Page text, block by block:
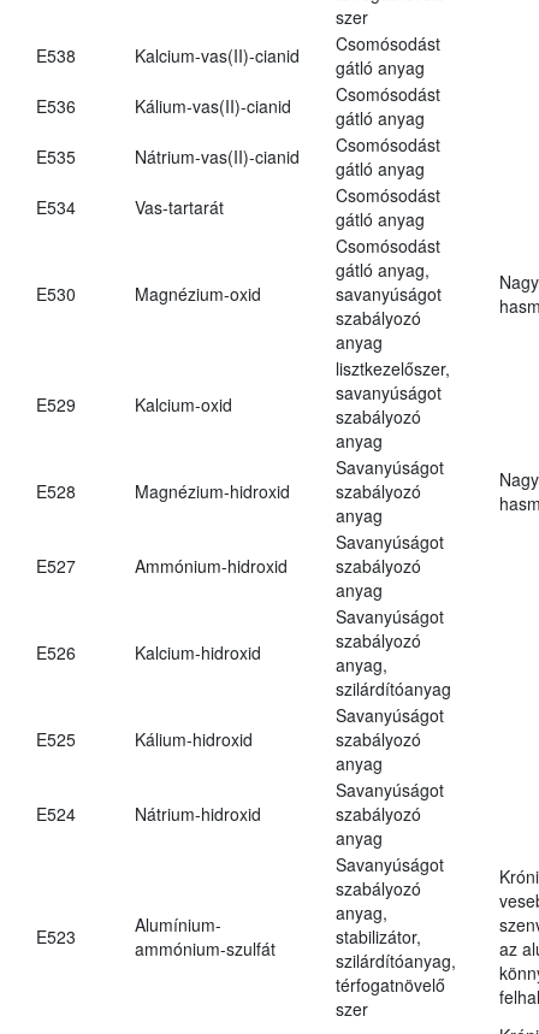
szer
E538 Kalcium-vas(II)-cianid
Csomósodást
gátló anyag
E536
Kálium-vas(II)-cianid
Csomósodást
gátló anyag
E535
Nátrium-vas(II)-cianid
Csomósodást
gátló anyag
E534
Vas-tartarát
Csomósodást
gátló anyag
E530 Magnézium-oxid
Csomósodást
gátló anyag,
savanyúságot
szabályozó
anyag
E529 Kalcium-oxid
lisztkezelőszer,
savanyúságot
szabályozó
anyag
E528 Magnézium-hidroxid
Savanyúságot
szabályozó
anyag
E527 Ammónium-hidroxid
Savanyúságot
szabályozó
anyag
E526 Kalcium-hidroxid
Savanyúságot
szabályozó
anyag,
szilárdítóanyag
E525 Kálium-hidroxid
Savanyúságot
szabályozó
anyag
E524 Nátrium-hidroxid
Savanyúságot
szabályozó
anyag
E523
Alumínium-
ammónium-szulfát
Savanyúságot
szabályozó
anyag,
stabilizátor,
szilárdítóanyag,
térfogatnövelő
szer
az